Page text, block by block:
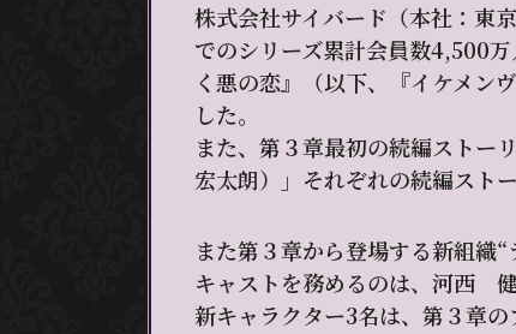
株式会社サイバード（本社：東
でのシリーズ累計会員数4,500
く悪の恋』（以下、『イケメン
した。
また、第３章最初の続編ストー
宏太朗）」それぞれの続編スト
また第３章から登場する新組織
キャストを務めるのは、河西
新キャラクター3名は、第３章の